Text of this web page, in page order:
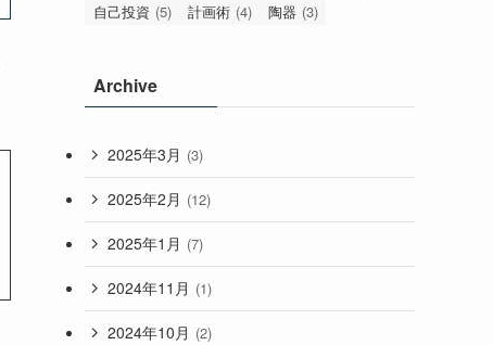
自己投資 (5) 計画術 (4) 陶器 (3)
Archive
2025年3月 (3)
2025年2月 (12)
2025年1月 (7)
2024年11月 (1)
2024年10月 (2)